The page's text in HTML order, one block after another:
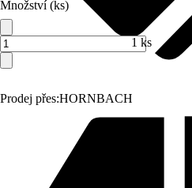
Prodej přes:HORNBACH
Množství (ks)
1 ks